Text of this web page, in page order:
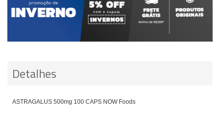
Detalhes
ASTRAGALUS 500mg 100 CAPS NOW Foods